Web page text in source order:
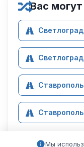
Вас
Мы